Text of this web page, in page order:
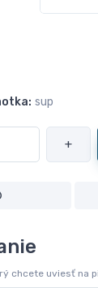
sup
+
chcete uviesť na